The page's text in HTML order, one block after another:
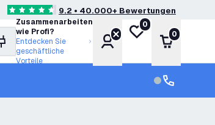
4.6 Bewertungssterne9.2 • 40.000+ Bewertungen
Zusammenarbeiten
wie Profi?
Entdecken Sie
geschäftliche
Vorteile
Konto
Meine Wunschliste
0
Warenkorb
0